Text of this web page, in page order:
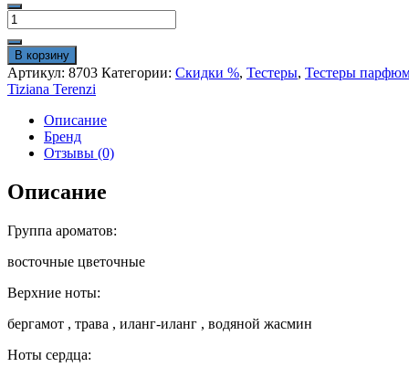
Количество
товара
Тестер
Tiziana
Terenzi
Andromeda
В корзину
Артикул: 8703 Категории: Скидки %, Тестеры, Тестеры
Tiziana Terenzi
Описание
Бренд
Отзывы (0)
Описание
Группа ароматов:
восточные цветочные
Верхние ноты:
бергамот , трава , иланг-иланг , водяной жасмин
Ноты сердца: